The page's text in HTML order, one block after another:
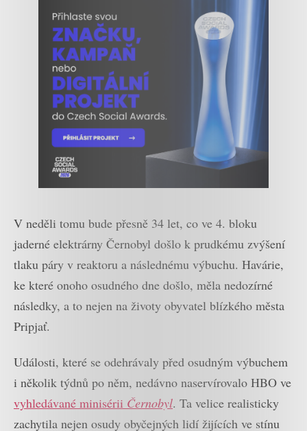
V neděli tomu bude přesně 34 let, co ve 4. bloku
jaderné elektrárny Černobyl došlo k prudkému zvýšení
tlaku páry v reaktoru a následnému výbuchu. Havárie,
ke které onoho osudného dne došlo, měla nedozírné
následky, a to nejen na životy obyvatel blízkého města
Pripjať.
Události, které se odehrávaly před osudným výbuchem
i několik týdnů po něm, nedávno naservírovalo HBO ve
vyhledávané minisérii Černobyl. Ta velice realisticky
zachytila nejen osudy obyčejných lidí žijících ve stínu